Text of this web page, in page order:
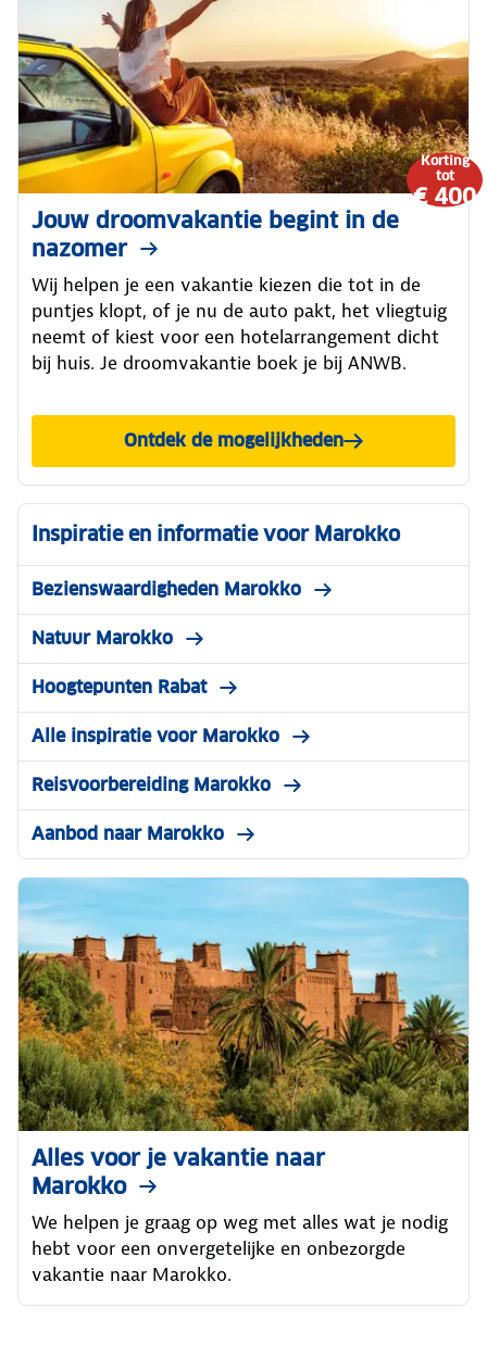
Korting
tot
€ 400
Jouw droomvakantie begint in de
nazomer
Wij helpen je een vakantie kiezen die tot in de
puntjes klopt, of je nu de auto pakt, het vliegtuig
neemt of kiest voor een hotelarrangement dicht
bij huis. Je droomvakantie boek je bij ANWB.
Ontdek de mogelijkheden
Inspiratie en informatie voor Marokko
Bezienswaardigheden Marokko
Natuur Marokko
Hoogtepunten Rabat
Alle inspiratie voor Marokko
Reisvoorbereiding Marokko
Aanbod naar Marokko
Alles voor je vakantie naar
Marokko
We helpen je graag op weg met alles wat je nodig
hebt voor een onvergetelijke en onbezorgde
vakantie naar Marokko.